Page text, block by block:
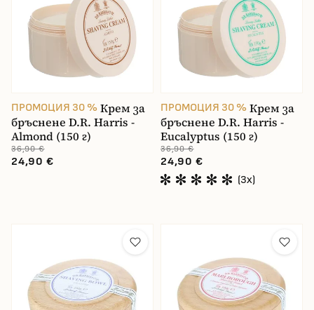
ПРОМОЦИЯ 30 % Крем за
бръснене D.R. Harris -
Almond (150 г)
36,90 €
24,90 €
ПРОМОЦИЯ 30 % Крем за
бръснене D.R. Harris -
Eucalyptus (150 г)
36,90 €
24,90 €
(3x)